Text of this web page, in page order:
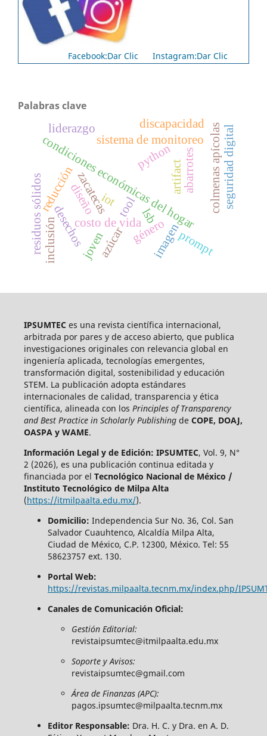
Facebook:Dar Clic Instagram:Dar Clic
Palabras clave
condiciones económicas del hogar
costo de vida
zacatecas colmenas apícolas
iot
sistema de monitoreo
abarrotes
desechos
reducción
residuos sólidos géneroimagen
liderazgo
azúcar
diseño lsb
python seguridad digital
discapacidad
inclusión
artifact
prompt
tool
joven
IPSUMTECes una revista científica internacional,
arbitrada por pares y de acceso abierto, que publica
investigaciones originales con relevancia global en
ingeniería aplicada, tecnologías emergentes,
transformación digital, sostenibilidad y educación
STEM. La publicación adopta estándares
internacionales de calidad, transparencia y ética
científica, alineada con los Principles of Transparency
and Best Practice in Scholarly Publishingde COPE, DOAJ,
OASPA y WAME.
Información Legal y de Edición: IPSUMTEC, Vol. 9, N°
2 (2026), es una publicación continua editada y
financiada por el Tecnológico Nacional de México /
Instituto Tecnológico de Milpa Alta
(https://itmilpaalta.edu.mx/).
Domicilio: Independencia Sur No. 36, Col. San
Salvador Cuauhtenco, Alcaldía Milpa Alta,
Ciudad de México, C.P. 12300, México. Tel: 55
58623757 ext. 130.
Portal Web:
https://revistas.milpaalta.tecnm.mx/index.php/
Canales de Comunicación Oficial:
Gestión Editorial:
revistaipsumtec@itmilpaalta.edu.mx
Soporte y Avisos:
revistaipsumtec@gmail.com
Área de Finanzas (APC):
pagos.ipsumtec@milpaalta.tecnm.mx
Editor Responsable: Dra. H. C. y Dra. en A. D.